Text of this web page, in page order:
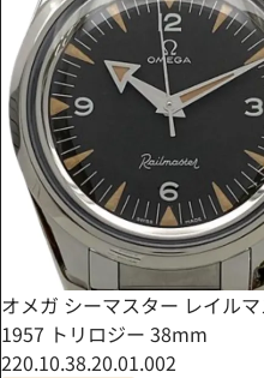
オメガ シーマスター レイル
1957 トリロジー 38mm
220.10.38.20.01.002